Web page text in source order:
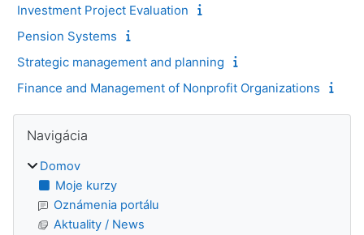
Investment Project Evaluation
Pension Systems
Strategic management and planning
Finance and Management of Nonprofit Organizations
Bloky
Navigácia
Domov
Moje kurzy
Oznámenia portálu
Aktuality / News